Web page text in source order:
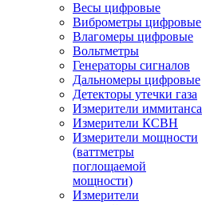
Весы цифровые
Виброметры цифровые
Влагомеры цифровые
Вольтметры
Генераторы сигналов
Дальномеры цифровые
Детекторы утечки газа
Измерители иммитанса
Измерители КСВН
Измерители мощности
(ваттметры
поглощаемой
мощности)
Измерители